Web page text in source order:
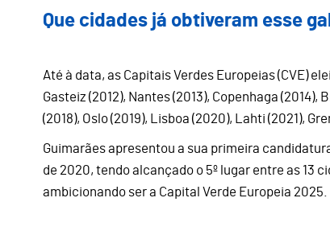
Que cidades já obtiveram esse
Até à data, as Capitais Verdes Europeias (CVE)
Gasteiz (2012), Nantes (2013), Copenhaga (2014),
(2018), Oslo (2019), Lisboa (2020), Lahti (2021),
Guimarães apresentou a sua primeira
de 2020, tendo alcançado o 5º lugar entre as 13
ambicionando ser a Capital Verde Europeia 2025.